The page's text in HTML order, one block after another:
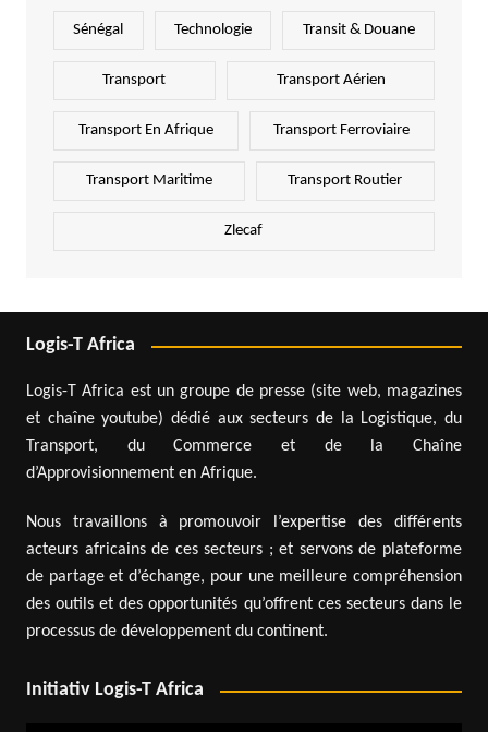
Sénégal Technologie Transit & Douane
Transport Transport Aérien
Transport En Afrique Transport Ferroviaire
Transport Maritime Transport Routier
Zlecaf
Logis-T Africa
Logis-T Africa est un groupe de presse (site web, magazines
et chaîne youtube) dédié aux secteurs de la Logistique, du
Transport, du Commerce et de la Chaîne
d’Approvisionnement en Afrique.
Nous travaillons à promouvoir l’expertise des différents
acteurs africains de ces secteurs ; et servons de plateforme
de partage et d’échange, pour une meilleure compréhension
des outils et des opportunités qu’offrent ces secteurs dans le
processus de développement du continent.
Initiativ Logis-T Africa